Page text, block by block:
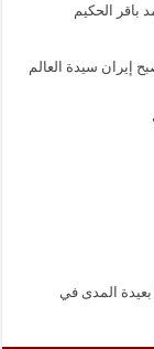
باقر الحكيم
إيران سيدة العالم
المدى في